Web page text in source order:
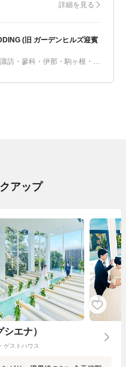
詳細を見る
(旧 ガーデンヒルズ迎賓
松本駅（松本・安曇野・諏訪・蓼科・伊那・駒ヶ根・飯田）
アップ
エナ）
ゲストハウス